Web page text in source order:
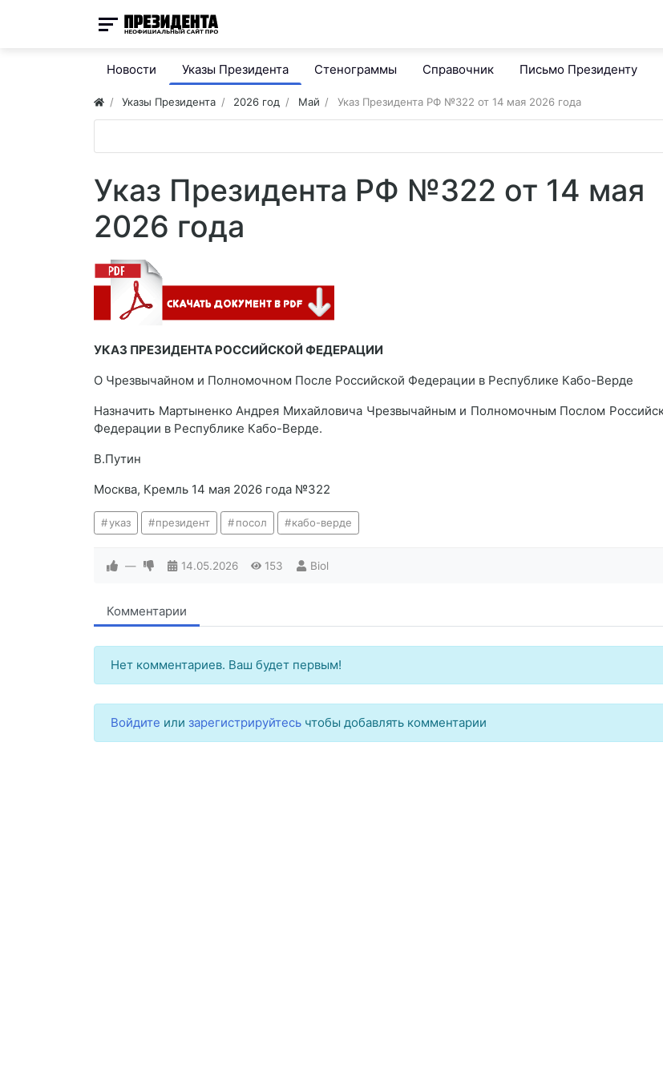
Новости Указы Президента Стенограммы Справочник Письмо Президенту
Указы Президента 2026 год Май Указ Президента РФ №322 от 14 мая 2026 года
Указ Президента РФ №322 от 14 мая
2026 года
УКАЗ ПРЕЗИДЕНТА РОССИЙСКОЙ ФЕДЕРАЦИИ
О Чрезвычайном и Полномочном После Российской Федерации в Республике Кабо-Верде
Назначить Мартыненко Андрея Михайловича Чрезвычайным и Полномочным Послом
Федерации в Республике Кабо-Верде.
В.Путин
Москва, Кремль 14 мая 2026 года №322
указ президент посол кабо-верде
— 14.05.2026 153 Biol
Комментарии
Нет комментариев. Ваш будет первым!
Войдите или зарегистрируйтесь чтобы добавлять комментарии